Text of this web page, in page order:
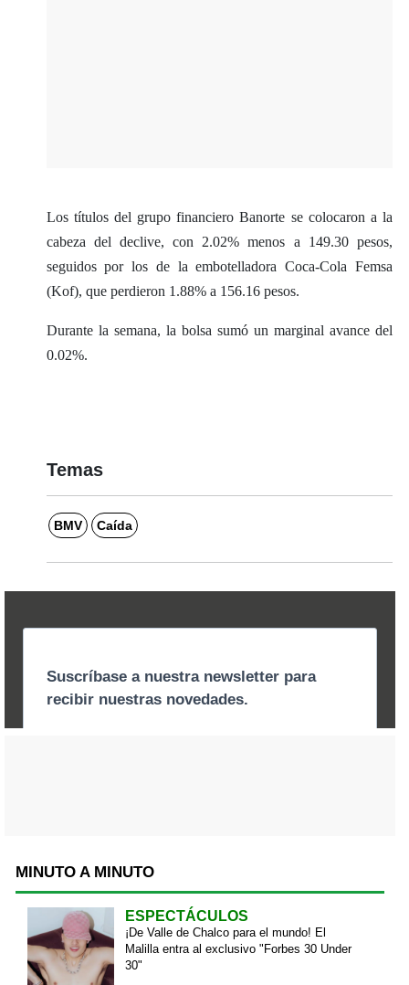
Los títulos del grupo financiero Banorte se colocaron a la
cabeza del declive, con 2.02% menos a 149.30 pesos,
seguidos por los de la embotelladora Coca-Cola Femsa
(Kof), que perdieron 1.88% a 156.16 pesos.
Durante la semana, la bolsa sumó un marginal avance del
0.02%.
Temas
BMV Caída
MINUTO A MINUTO
ESPECTÁCULOS
¡De Valle de Chalco para el mundo! El
Malilla entra al exclusivo "Forbes 30 Under
30"